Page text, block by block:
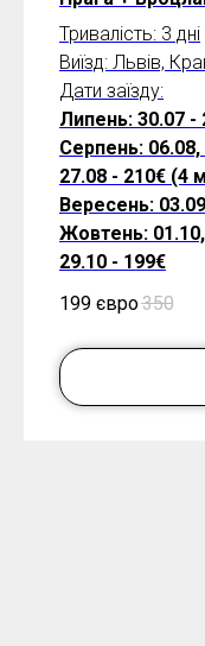
Тривалість: 3 дні
Виїзд: Львів,
Дати заїзду:
Липень: 30.07 -
Серпень: 06.08,
27.08 - 210€ (4
Вересень:
Жовтень:
29.10 - 199€
199 євро350